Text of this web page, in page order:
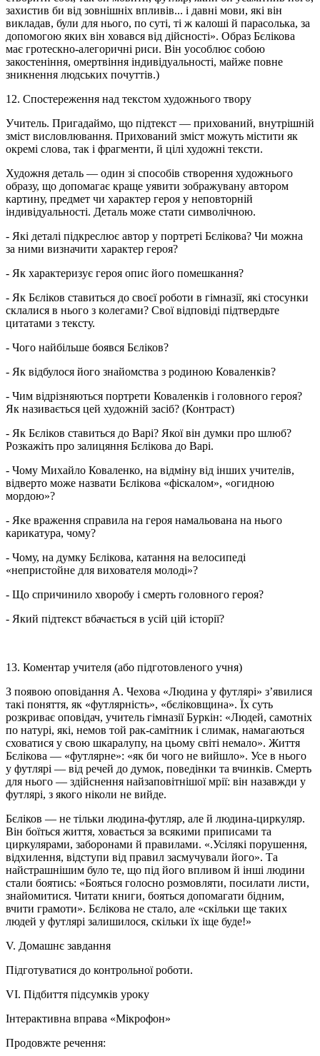
захистив би від зовнішніх впливів... і давні мови, які він
викладав, були для нього, по суті, ті ж калоші й парасолька, за
допомогою яких він ховався від дійсності». Образ Бєлікова
має гротескно-алегоричні риси. Він уособлює собою
закостеніння, омертвіння індивідуальності, майже повне
зникнення людських почуттів.)
12. Спостереження над текстом художнього твору
Учитель. Пригадаймо, що підтекст — прихований, внутрішній
зміст висловлювання. Прихований зміст можуть містити як
окремі слова, так і фрагменти, й цілі художні тексти.
Художня деталь — один зі способів створення художнього
образу, що допомагає краще уявити зображувану автором
картину, предмет чи характер героя у неповторній
індивідуальності. Деталь може стати символічною.
- Які деталі підкреслює автор у портреті Бєлікова? Чи можна
за ними визначити характер героя?
- Як характеризує героя опис його помешкання?
- Як Бєліков ставиться до своєї роботи в гімназії, які стосунки
склалися в нього з колегами? Свої відповіді підтвердьте
цитатами з тексту.
- Чого найбільше боявся Бєліков?
- Як відбулося його знайомства з родиною Коваленків?
- Чим відрізняються портрети Коваленків і головного героя?
Як називається цей художній засіб? (Контраст)
- Як Бєліков ставиться до Варі? Якої він думки про шлюб?
Розкажіть про залицяння Бєлікова до Варі.
- Чому Михайло Коваленко, на відміну від інших учителів,
відверто може назвати Бєлікова «фіскалом», «огидною
мордою»?
- Яке враження справила на героя намальована на нього
карикатура, чому?
- Чому, на думку Бєлікова, катання на велосипеді
«непристойне для вихователя молоді»?
- Що спричинило хворобу і смерть головного героя?
- Який підтекст вбачається в усій цій історії?
13. Коментар учителя (або підготовленого учня)
З появою оповідання А. Чехова «Людина у футлярі» з’явилися
такі поняття, як «футлярність», «бєліковщина». Їх суть
розкриває оповідач, учитель гімназії Буркін: «Людей, самотніх
по натурі, які, немов той рак-самітник і слимак, намагаються
сховатися у свою шкаралупу, на цьому світі немало». Життя
Бєлікова — «футлярне»: «як би чого не вийшло». Усе в нього
у футлярі — від речей до думок, поведінки та вчинків. Смерть
для нього — здійснення найзаповітнішої мрії: він назавжди у
футлярі, з якого ніколи не вийде.
Бєліков — не тільки людина-футляр, але й людина-циркуляр.
Він боїться життя, ховається за всякими приписами та
циркулярами, заборонами й правилами. «.Усілякі порушення,
відхилення, відступи від правил засмучували його». Та
найстрашнішим було те, що під його впливом й інші людини
стали боятись: «Бояться голосно розмовляти, посилати листи,
знайомитися. Читати книги, бояться допомагати бідним,
вчити грамоти». Бєлікова не стало, але «скільки ще таких
людей у футлярі залишилося, скільки їх іще буде!»
V. Домашнє завдання
Підготуватися до контрольної роботи.
VI. Підбиття підсумків уроку
Інтерактивна вправа «Мікрофон»
Продовжте речення: